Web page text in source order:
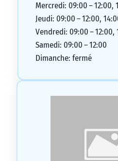
Mercredi: 09:00 – 12:00,
Jeudi: 09:00 – 12:00,
Vendredi: 09:00 – 12:00,
Samedi: 09:00 – 12:00
Dimanche: fermé